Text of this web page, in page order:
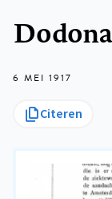
6 MEI 1917
Citeren